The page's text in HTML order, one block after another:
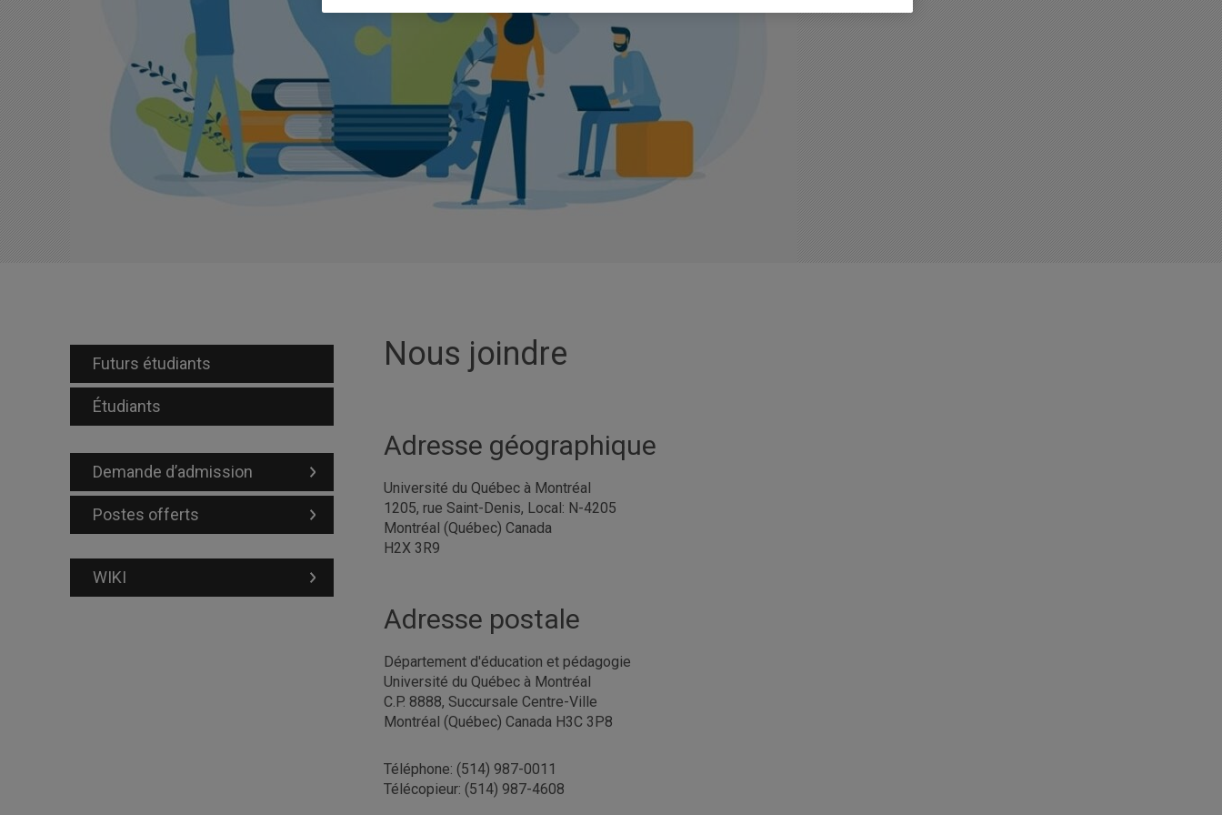
Futurs étudiants
Étudiants
Demande d’admission
Postes offerts
WIKI
Nous joindre
Adresse géographique
Université du Québec à Montréal
1205, rue Saint-Denis, Local: N-4205
Montréal (Québec) Canada
H2X 3R9
Adresse postale
Département d'éducation et pédagogie
Université du Québec à Montréal
C.P. 8888, Succursale Centre-Ville
Montréal (Québec) Canada H3C 3P8
Téléphone: (514) 987-0011
Télécopieur: (514) 987-4608